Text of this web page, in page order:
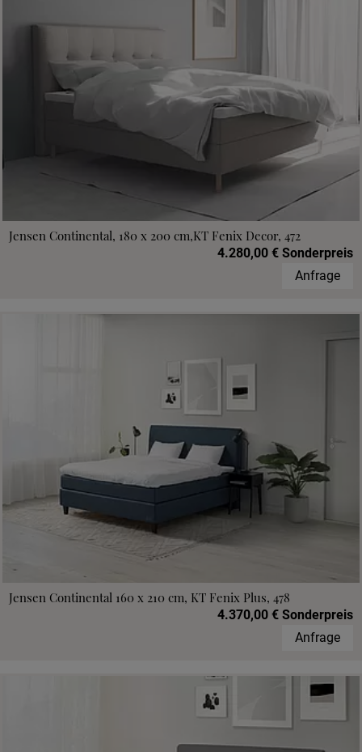
Jensen Continental, 180 x 200 cm,KT Fenix Decor, 472
4.280,00 € Sonderpreis
Anfrage
Jensen Continental 160 x 210 cm, KT Fenix Plus, 478
4.370,00 € Sonderpreis
Anfrage